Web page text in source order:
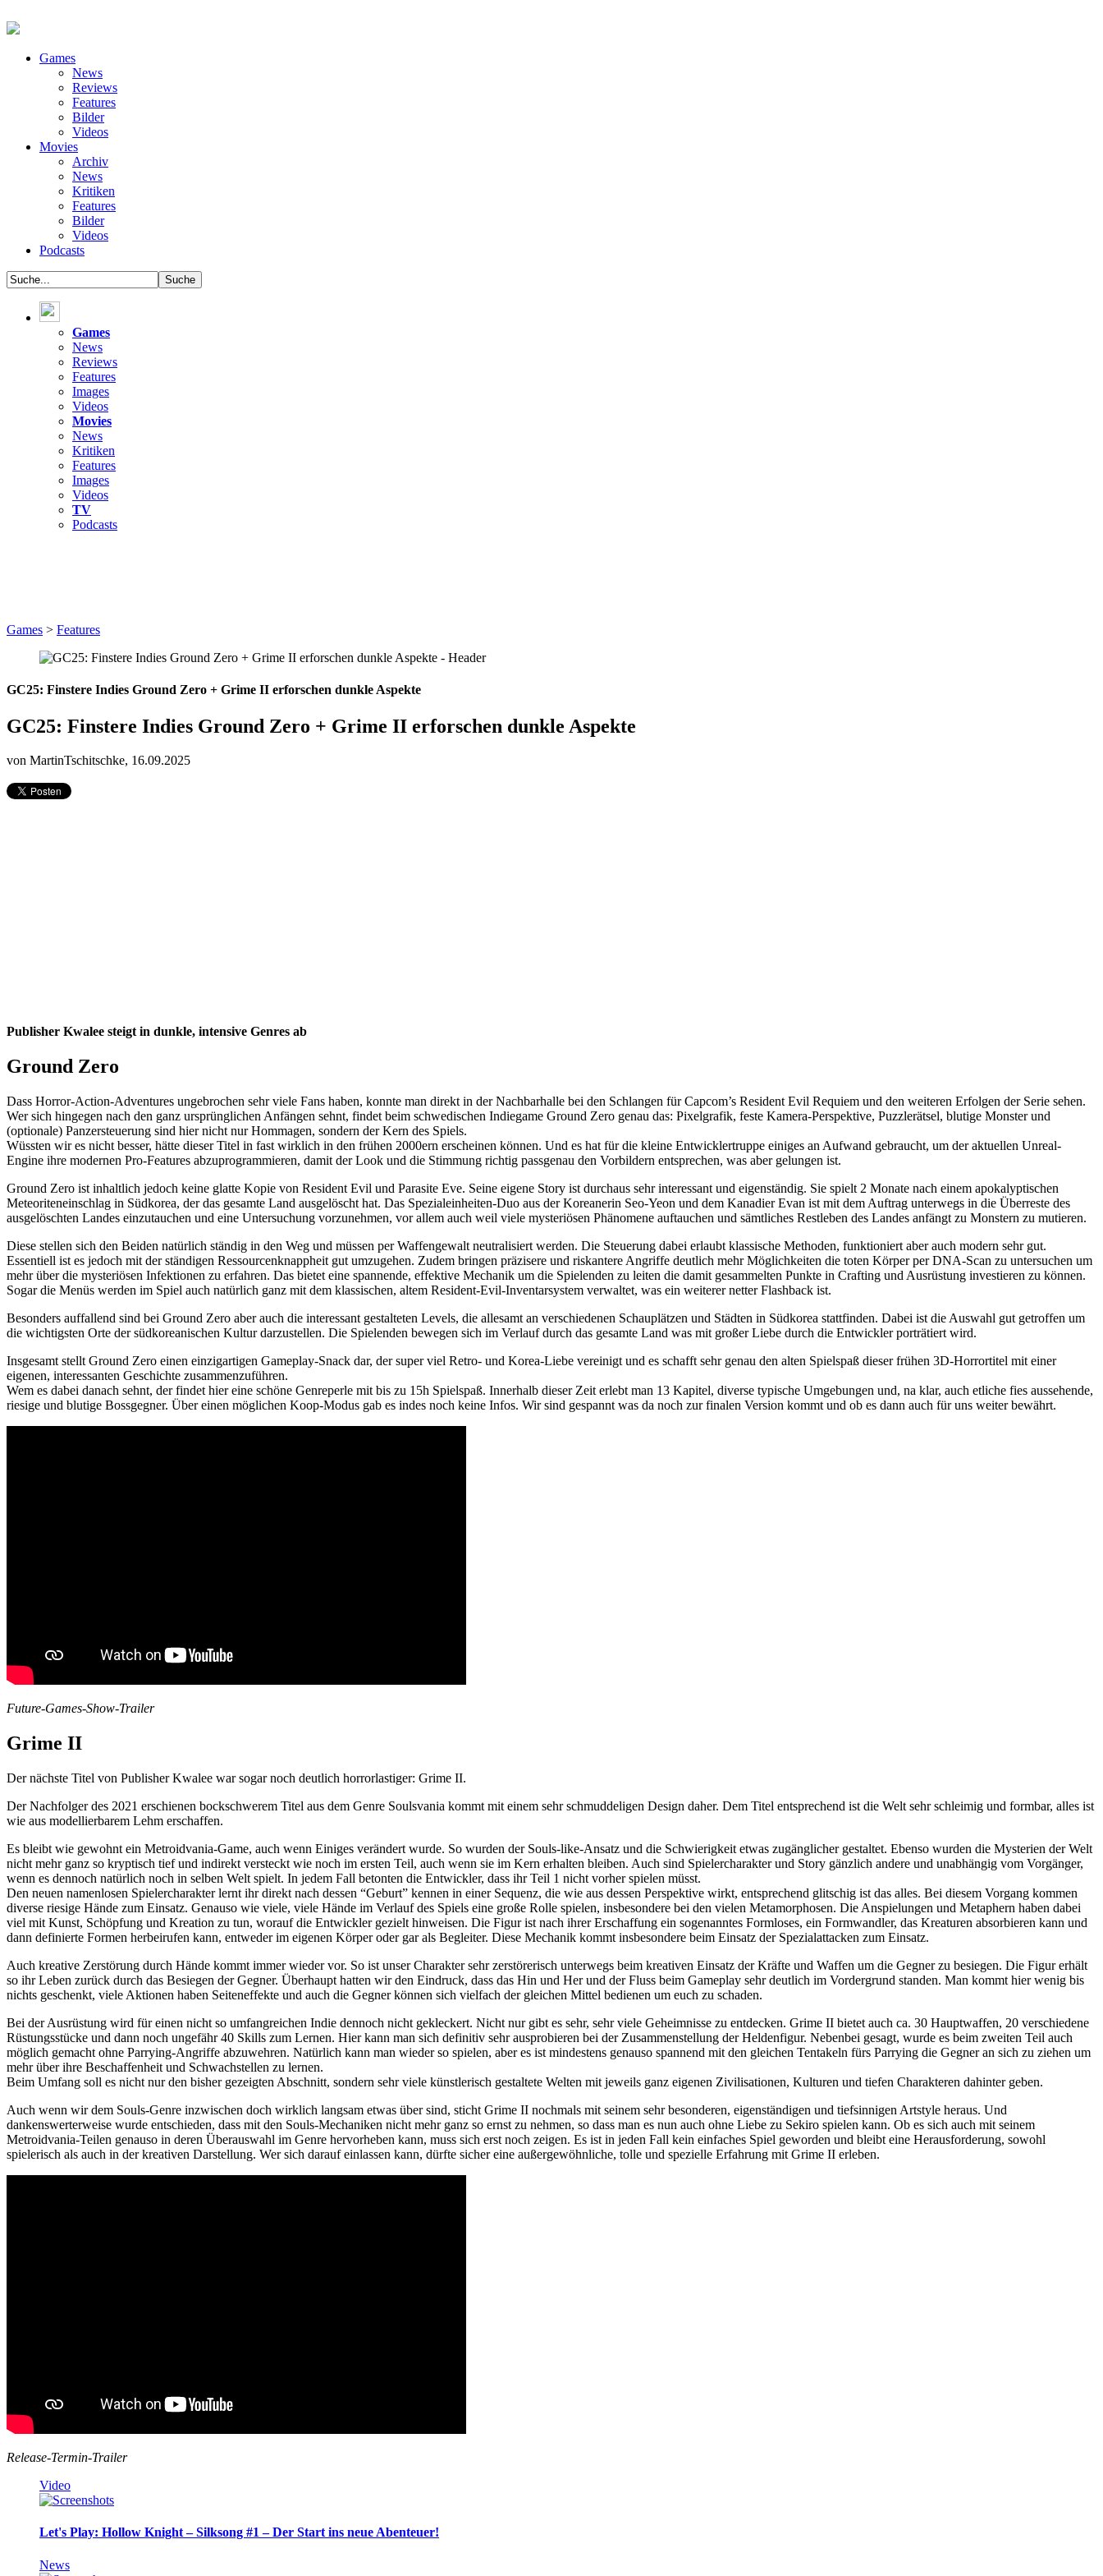
Games
News
Reviews
Features
Bilder
Videos
Movies
Archiv
News
Kritiken
Features
Bilder
Videos
Podcasts
Games
News
Reviews
Features
Images
Videos
Movies
News
Kritiken
Features
Images
Videos
TV
Podcasts
Games > Features
GC25: Finstere Indies Ground Zero + Grime II erforschen dunkle Aspekte
GC25: Finstere Indies Ground Zero + Grime II erforschen dunkle Aspekte
von MartinTschitschke, 16.09.2025
Publisher Kwalee steigt in dunkle, intensive Genres ab
Ground Zero
Dass Horror-Action-Adventures ungebrochen sehr viele Fans haben, konnte man direkt in der Nachbarhalle bei den Schlangen für Capcom’s Resident Evil Requiem und den weiteren Erfolgen der Serie sehen.
Wer sich hingegen nach den ganz ursprünglichen Anfängen sehnt, findet beim schwedischen Indiegame Ground Zero genau das: Pixelgrafik, feste Kamera-Perspektive, Puzzlerätsel, blutige Monster und
(optionale) Panzersteuerung sind hier nicht nur Hommagen, sondern der Kern des Spiels.
Wüssten wir es nicht besser, hätte dieser Titel in fast wirklich in den frühen 2000ern erscheinen können. Und es hat für die kleine Entwicklertruppe einiges an Aufwand gebraucht, um der aktuellen Unreal-
Engine ihre modernen Pro-Features abzuprogrammieren, damit der Look und die Stimmung richtig passgenau den Vorbildern entsprechen, was aber gelungen ist.
Ground Zero ist inhaltlich jedoch keine glatte Kopie von Resident Evil und Parasite Eve. Seine eigene Story ist durchaus sehr interessant und eigenständig. Sie spielt 2 Monate nach einem apokalyptischen
Meteoriteneinschlag in Südkorea, der das gesamte Land ausgelöscht hat. Das Spezialeinheiten-Duo aus der Koreanerin Seo-Yeon und dem Kanadier Evan ist mit dem Auftrag unterwegs in die Überreste des
ausgelöschten Landes einzutauchen und eine Untersuchung vorzunehmen, vor allem auch weil viele mysteriösen Phänomene auftauchen und sämtliches Restleben des Landes anfängt zu Monstern zu mutieren.
Diese stellen sich den Beiden natürlich ständig in den Weg und müssen per Waffengewalt neutralisiert werden. Die Steuerung dabei erlaubt klassische Methoden, funktioniert aber auch modern sehr gut.
Essentiell ist es jedoch mit der ständigen Ressourcenknappheit gut umzugehen. Zudem bringen präzisere und riskantere Angriffe deutlich mehr Möglichkeiten die toten Körper per DNA-Scan zu untersuchen um
mehr über die mysteriösen Infektionen zu erfahren. Das bietet eine spannende, effektive Mechanik um die Spielenden zu leiten die damit gesammelten Punkte in Crafting und Ausrüstung investieren zu können.
Sogar die Menüs werden im Spiel auch natürlich ganz mit dem klassischen, altem Resident-Evil-Inventarsystem verwaltet, was ein weiterer netter Flashback ist.
Besonders auffallend sind bei Ground Zero aber auch die interessant gestalteten Levels, die allesamt an verschiedenen Schauplätzen und Städten in Südkorea stattfinden. Dabei ist die Auswahl gut getroffen um
die wichtigsten Orte der südkoreanischen Kultur darzustellen. Die Spielenden bewegen sich im Verlauf durch das gesamte Land was mit großer Liebe durch die Entwickler porträtiert wird.
Insgesamt stellt Ground Zero einen einzigartigen Gameplay-Snack dar, der super viel Retro- und Korea-Liebe vereinigt und es schafft sehr genau den alten Spielspaß dieser frühen 3D-Horrortitel mit einer
eigenen, interessanten Geschichte zusammenzuführen.
Wem es dabei danach sehnt, der findet hier eine schöne Genreperle mit bis zu 15h Spielspaß. Innerhalb dieser Zeit erlebt man 13 Kapitel, diverse typische Umgebungen und, na klar, auch etliche fies aussehende,
riesige und blutige Bossgegner. Über einen möglichen Koop-Modus gab es indes noch keine Infos. Wir sind gespannt was da noch zur finalen Version kommt und ob es dann auch für uns weiter bewährt.
Future-Games-Show-Trailer
Grime II
Der nächste Titel von Publisher Kwalee war sogar noch deutlich horrorlastiger: Grime II.
Der Nachfolger des 2021 erschienen bockschwerem Titel aus dem Genre Soulsvania kommt mit einem sehr schmuddeligen Design daher. Dem Titel entsprechend ist die Welt sehr schleimig und formbar, alles ist
wie aus modellierbarem Lehm erschaffen.
Es bleibt wie gewohnt ein Metroidvania-Game, auch wenn Einiges verändert wurde. So wurden der Souls-like-Ansatz und die Schwierigkeit etwas zugänglicher gestaltet. Ebenso wurden die Mysterien der Welt
nicht mehr ganz so kryptisch tief und indirekt versteckt wie noch im ersten Teil, auch wenn sie im Kern erhalten bleiben. Auch sind Spielercharakter und Story gänzlich andere und unabhängig vom Vorgänger,
wenn es dennoch natürlich noch in selben Welt spielt. In jedem Fall betonten die Entwickler, dass ihr Teil 1 nicht vorher spielen müsst.
Den neuen namenlosen Spielercharakter lernt ihr direkt nach dessen “Geburt” kennen in einer Sequenz, die wie aus dessen Perspektive wirkt, entsprechend glitschig ist das alles. Bei diesem Vorgang kommen
diverse riesige Hände zum Einsatz. Genauso wie viele, viele Hände im Verlauf des Spiels eine große Rolle spielen, insbesondere bei den vielen Metamorphosen. Die Anspielungen und Metaphern haben dabei
viel mit Kunst, Schöpfung und Kreation zu tun, worauf die Entwickler gezielt hinweisen. Die Figur ist nach ihrer Erschaffung ein sogenanntes Formloses, ein Formwandler, das Kreaturen absorbieren kann und
dann definierte Formen herbeirufen kann, entweder im eigenen Körper oder gar als Begleiter. Diese Mechanik kommt insbesondere beim Einsatz der Spezialattacken zum Einsatz.
Auch kreative Zerstörung durch Hände kommt immer wieder vor. So ist unser Charakter sehr zerstörerisch unterwegs beim kreativen Einsatz der Kräfte und Waffen um die Gegner zu besiegen. Die Figur erhält
so ihr Leben zurück durch das Besiegen der Gegner. Überhaupt hatten wir den Eindruck, dass das Hin und Her und der Fluss beim Gameplay sehr deutlich im Vordergrund standen. Man kommt hier wenig bis
nichts geschenkt, viele Aktionen haben Seiteneffekte und auch die Gegner können sich vielfach der gleichen Mittel bedienen um euch zu schaden.
Bei der Ausrüstung wird für einen nicht so umfangreichen Indie dennoch nicht gekleckert. Nicht nur gibt es sehr, sehr viele Geheimnisse zu entdecken. Grime II bietet auch ca. 30 Hauptwaffen, 20 verschiedene
Rüstungsstücke und dann noch ungefähr 40 Skills zum Lernen. Hier kann man sich definitiv sehr ausprobieren bei der Zusammenstellung der Heldenfigur. Nebenbei gesagt, wurde es beim zweiten Teil auch
möglich gemacht ohne Parrying-Angriffe abzuwehren. Natürlich kann man wieder so spielen, aber es ist mindestens genauso spannend mit den gleichen Tentakeln fürs Parrying die Gegner an sich zu ziehen um
mehr über ihre Beschaffenheit und Schwachstellen zu lernen.
Beim Umfang soll es nicht nur den bisher gezeigten Abschnitt, sondern sehr viele künstlerisch gestaltete Welten mit jeweils ganz eigenen Zivilisationen, Kulturen und tiefen Charakteren dahinter geben.
Auch wenn wir dem Souls-Genre inzwischen doch wirklich langsam etwas über sind, sticht Grime II nochmals mit seinem sehr besonderen, eigenständigen und tiefsinnigen Artstyle heraus. Und
dankenswerterweise wurde entschieden, dass mit den Souls-Mechaniken nicht mehr ganz so ernst zu nehmen, so dass man es nun auch ohne Liebe zu Sekiro spielen kann. Ob es sich auch mit seinem
Metroidvania-Teilen genauso in deren Überauswahl im Genre hervorheben kann, muss sich erst noch zeigen. Es ist in jeden Fall kein einfaches Spiel geworden und bleibt eine Herausforderung, sowohl
spielerisch als auch in der kreativen Darstellung. Wer sich darauf einlassen kann, dürfte sicher eine außergewöhnliche, tolle und spezielle Erfahrung mit Grime II erleben.
Release-Termin-Trailer
Video
Let's Play: Hollow Knight – Silksong #1 – Der Start ins neue Abenteuer!
News